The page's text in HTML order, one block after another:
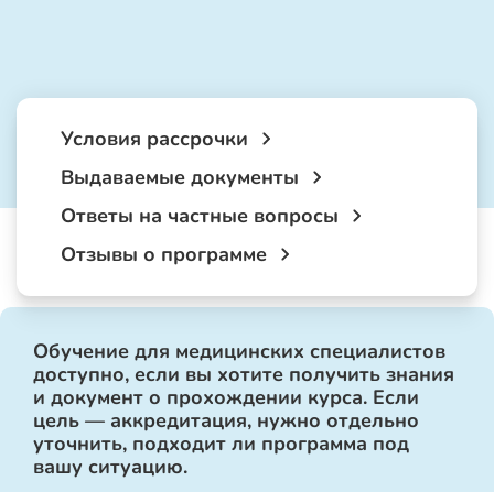
Условия рассрочки
Выдаваемые документы
Ответы на частные вопросы
Отзывы о программе
Обучение для медицинских специалистов
доступно, если вы хотите получить знания
и документ о прохождении курса. Если
цель — аккредитация, нужно отдельно
уточнить, подходит ли программа под
вашу ситуацию.